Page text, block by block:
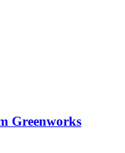
Greenworks